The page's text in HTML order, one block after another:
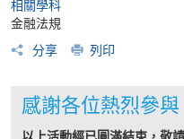
相關學科
金融法規
分享
列印
感謝各位熱烈參與
以上活動經已圓滿結束，敬